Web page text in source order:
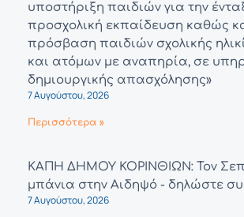
υποστήριξη παιδιών για την
προσχολική εκπαίδευση καθώς
πρόσβαση παιδιών σχολικής
και ατόμων με αναπηρία, σε
δημιουργικής απασχόλησης»
7 Αυγούστου, 2026
Περισσότερα »
ΚΑΠΗ ΔΗΜΟΥ ΚΟΡΙΝΘΙΩΝ: Τον
μπάνια στην Αιδηψό - δηλώστε
7 Αυγούστου, 2026